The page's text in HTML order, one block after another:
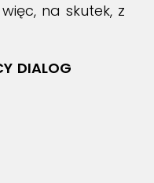
na skutek, z
DIALOG